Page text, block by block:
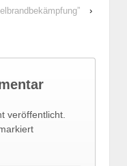
›
veröffentlicht.